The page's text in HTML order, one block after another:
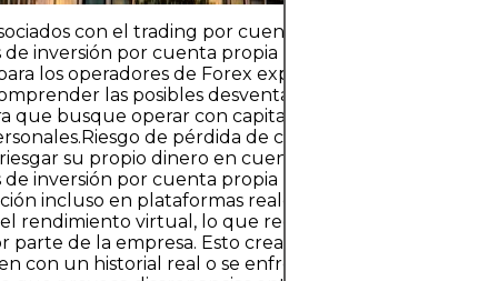
con el trading por cuenta propia en ForexSi
de inversión por cuenta propia representan una
los operadores de Forex experimentados, el
las posibles desventajas es fundamental
que busque operar con capital de la empresa en
de pérdida de capitalAunque los
su propio dinero en cuentas con fondos, muchas
de inversión por cuenta propia utilizan entornos de
incluso en plataformas reales. Los pagos de
rendimiento virtual, lo que reduce el despliegue real
parte de la empresa. Esto crea el riesgo de que los
con un historial real o se enfrenten a limitaciones